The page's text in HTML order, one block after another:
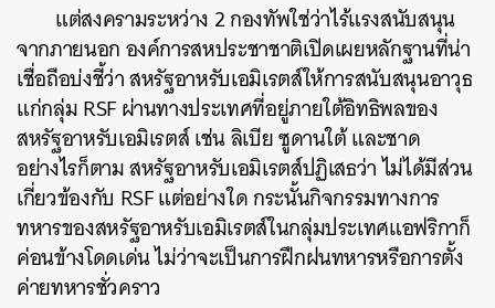
แต่สงครามระหว่าง 2 กองทัพใช่ว่าไร้แรงสนับสนุน
จากภายนอก องค์การสหประชาชาติเปิดเผยหลักฐานที่น่า
เชื่อถือบ่งชี้ว่า สหรัฐอาหรับเอมิเรตส์ให้การสนับสนุนอาวุธ
แก่กลุ่ม RSF ผ่านทางประเทศที่อยู่ภายใต้อิทธิพลของ
สหรัฐอาหรับเอมิเรตส์ เช่น ลิเบีย ซูดานใต้ และชาด
อย่างไรก็ตาม สหรัฐอาหรับเอมิเรตส์ปฏิเสธว่า ไม่ได้มีส่วน
เกี่ยวข้องกับ RSF แต่อย่างใด กระนั้นกิจกรรมทางการ
ทหารของสหรัฐอาหรับเอมิเรตส์ในกลุ่มประเทศแอฟริกาก็
ค่อนข้างโดดเด่น ไม่ว่าจะเป็นการฝึกฝนทหารหรือการตั้ง
ค่ายทหารชั่วคราว